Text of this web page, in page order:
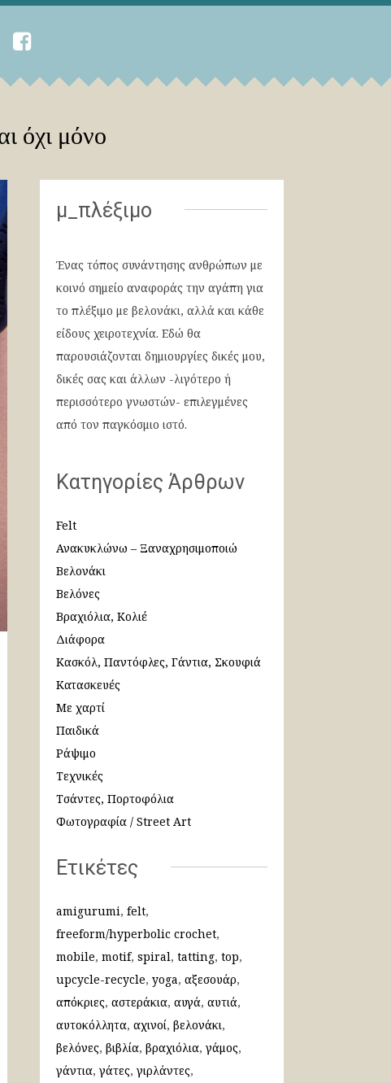
όχι μόνο
μ_πλέξιμο
Ένας τόπος συνάντησης ανθρώπων με
κοινό σημείο αναφοράς την αγάπη για
το πλέξιμο με βελονάκι, αλλά και κάθε
είδους χειροτεχνία. Εδώ θα
παρουσιάζονται δημιουργίες δικές μου,
δικές σας και άλλων -λιγότερο ή
περισσότερο γνωστών- επιλεγμένες
από τον παγκόσμιο ιστό.
Κατηγορίες Άρθρων
Felt
Ανακυκλώνω – Ξαναχρησιμοποιώ
Βελονάκι
Βελόνες
Βραχιόλια, Κολιέ
Διάφορα
Κασκόλ, Παντόφλες, Γάντια, Σκουφιά
Κατασκευές
Με χαρτί
Παιδικά
Ράψιμο
Τεχνικές
Τσάντες, Πορτοφόλια
Φωτογραφία / Street Art
Ετικέτες
amigurumi felt
freeform/hyperbolic crochet
mobile motif spiral tatting top
upcycle-recycle yoga αξεσουάρ
απόκριες αστεράκια αυγά αυτιά
αυτοκόλλητα αχινοί βελονάκι
βελόνες βιβλία βραχιόλια γάμος
γάντια γάτες γιρλάντες